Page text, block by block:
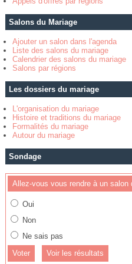
Salons du Mariage
Ajouter un salon dans l'agenda
Liste des salons du mariage
Calendrier des salons du mariage
Salons par régions
Les dossiers du mariage
L'organisation du mariage
Histoire et traditions du mariage
Formalités du mariage
Autour du mariage
Sondage
Allez-vous vous rendre à un salon
Oui
Non
Ne sais pas
Voir les résultats